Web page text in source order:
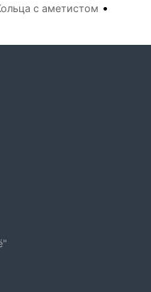
с аметистом •